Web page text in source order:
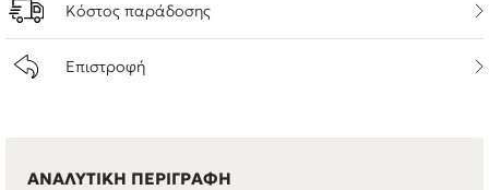
Κόστος παράδοσης
Επιστροφή
ΑΝΑΛΥΤΙΚΗ ΠΕΡΙΓΡΑΦΗ